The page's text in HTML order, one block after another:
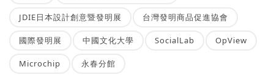
JDIE日本設計創意暨發明展 台灣發明商品促進協會
國際發明展 中國文化大學 SocialLab OpView
Microchip 永春分館